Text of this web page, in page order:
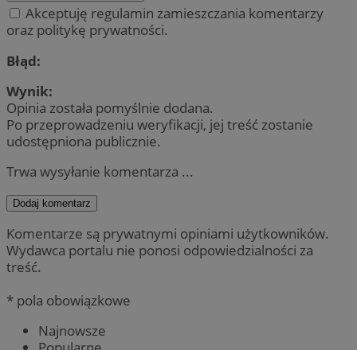
Akceptuję regulamin zamieszczania komentarzy
oraz politykę prywatności.
Błąd:
Wynik:
Opinia została pomyślnie dodana.
Po przeprowadzeniu weryfikacji, jej treść zostanie
udostępniona publicznie.
Trwa wysyłanie komentarza ...
Dodaj komentarz
Komentarze są prywatnymi opiniami użytkowników.
Wydawca portalu nie ponosi odpowiedzialności za
treść.
* pola obowiązkowe
Najnowsze